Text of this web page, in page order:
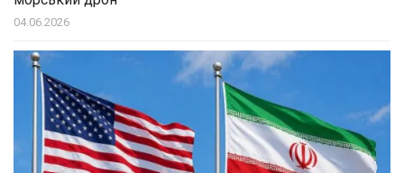
04.06.2026